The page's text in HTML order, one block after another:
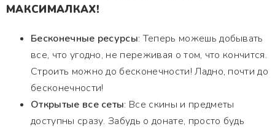
МАКСИМАЛКАХ!
Бесконечные ресурсы: Теперь можешь добывать
все, что угодно, не переживая о том, что кончится.
Строить можно до бесконечности! Ладно, почти до
бесконечности!
Открытые все сеты: Все скины и предметы
доступны сразу. Забудь о донате, просто будь